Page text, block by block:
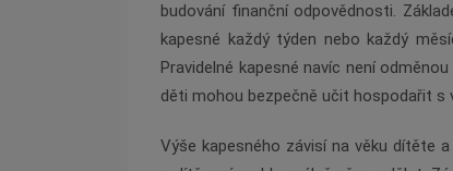
budování finanční odpovědnosti.
kapesné každý týden nebo každý
Pravidelné kapesné navíc není
děti mohou bezpečně učit hospodařit s
Výše kapesného závisí na věku dítěte